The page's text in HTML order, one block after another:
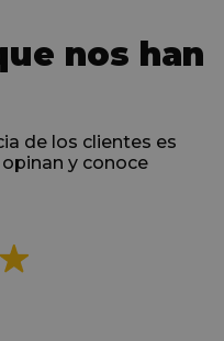
nos han
de los clientes es
y conoce